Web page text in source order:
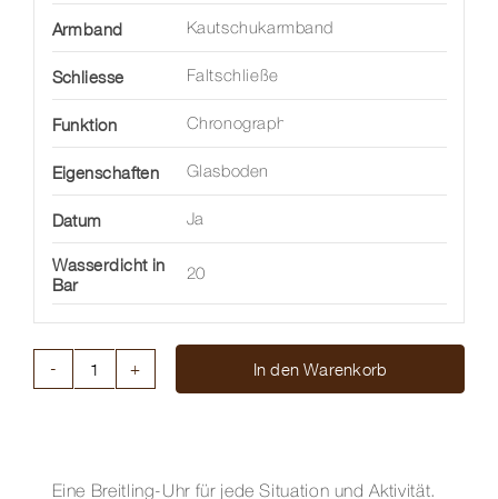
Armband Kautschukarmband
Schliesse Faltschließe
Funktion Chronograph
Eigenschaften Glasboden
Datum Ja
Wasserdicht in
Bar
20
Menge
In den Warenkorb
Eine Breitling-Uhr für jede Situation und Aktivität.